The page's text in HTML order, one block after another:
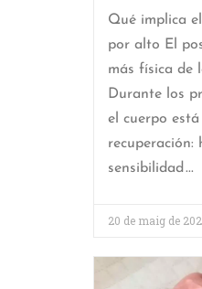
Qué implica
por alto El
más física de
Durante los
el cuerpo
recuperación:
sensibilidad
20 de maig de